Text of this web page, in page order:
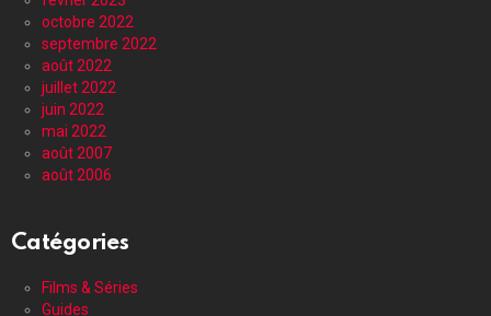
octobre 2022
septembre 2022
août 2022
juillet 2022
juin 2022
mai 2022
août 2007
août 2006
Catégories
Films & Séries
Guides